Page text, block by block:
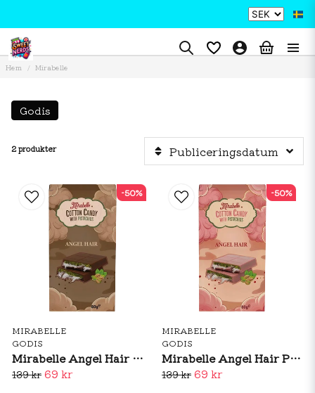
Hem Mirabelle
Godis
2 produkter Publiceringsdatum
MIRABELLE
GODIS
Mirabelle Angel Hair Milkchocolate 80g
139 kr 69 kr
-50%
MIRABELLE
GODIS
Mirabelle Angel Hair Pink 80g
139 kr 69 kr
-50%